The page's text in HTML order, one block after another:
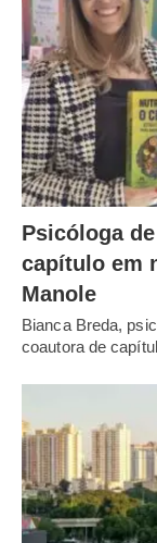
Psicóloga
capítulo em
Manole
Bianca Breda,
coautora de